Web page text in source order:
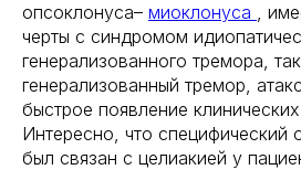
опсоклонуса– миоклонуса ,
черты с синдромом
генерализованного тремора,
генерализованный тремор,
быстрое появление
Интересно, что специфический
был связан с целиакией у